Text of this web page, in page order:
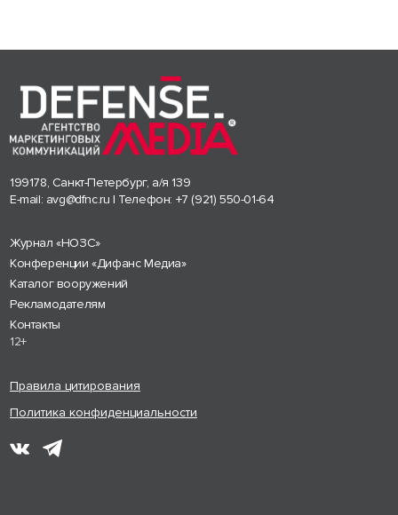
199178, Санкт-Петербург, а/я 139
E-mail: avg@dfnc.ru | Телефон: +7 (921) 550-01-64
Журнал «НОЗС»
Конференции «Дифанс Медиа»
Каталог вооружений
Рекламодателям
Контакты
12+
Правила цитирования
Политика конфиденциальности